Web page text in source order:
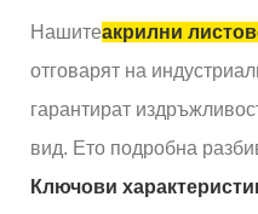
Нашитеакрилни
отговарят на
гарантират
вид. Ето подробна
Ключови